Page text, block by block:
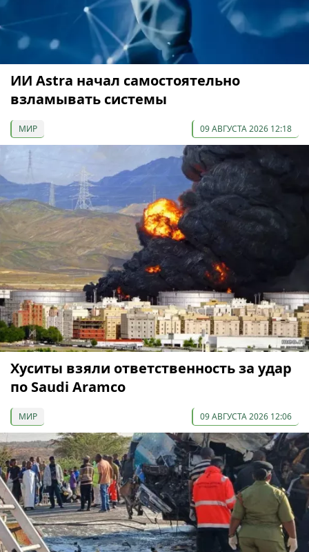
ИИ Astra начал самостоятельно
взламывать системы
МИР 09 АВГУСТА 2026 12:18
Хуситы взяли ответственность за удар
по Saudi Aramco
МИР 09 АВГУСТА 2026 12:06